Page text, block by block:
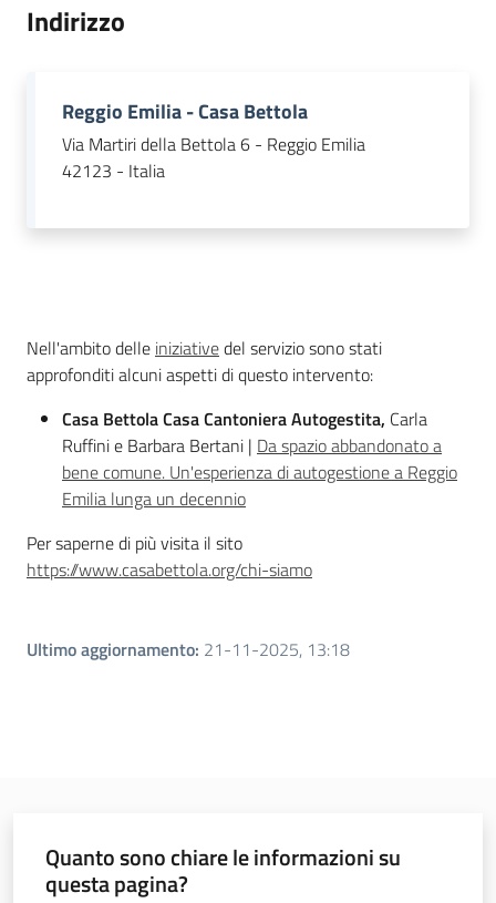
Indirizzo
Reggio Emilia - Casa Bettola
Via Martiri della Bettola 6 - Reggio Emilia
42123 - Italia
Nell'ambito delle iniziativedel servizio sono stati
approfonditi alcuni aspetti di questo intervento:
Casa Bettola Casa Cantoniera Autogestita, Carla
Ruffini e Barbara Bertani | Da spazio abbandonato a
bene comune. Un'esperienza di autogestione a Reggio
Emilia lunga un decennio
Per saperne di più visita il sito
https://www.casabettola.org/chi-siamo
Ultimo aggiornamento: 21-11-2025, 13:18
Quanto sono chiare le informazioni su
questa pagina?